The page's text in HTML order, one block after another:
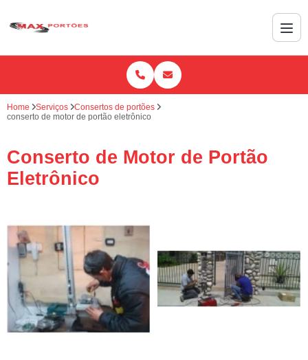
Home Serviços
Consertos de portões
conserto de motor de portão eletrônico
Conserto de Motor de Portão
Eletrônico